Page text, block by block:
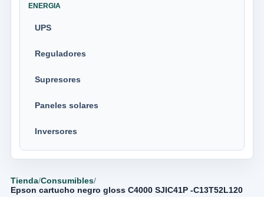
ENERGIA
UPS
Reguladores
Supresores
Paneles solares
Inversores
Tienda/Consumibles/
Epson cartucho negro gloss C4000 SJIC41P -C13T52L120